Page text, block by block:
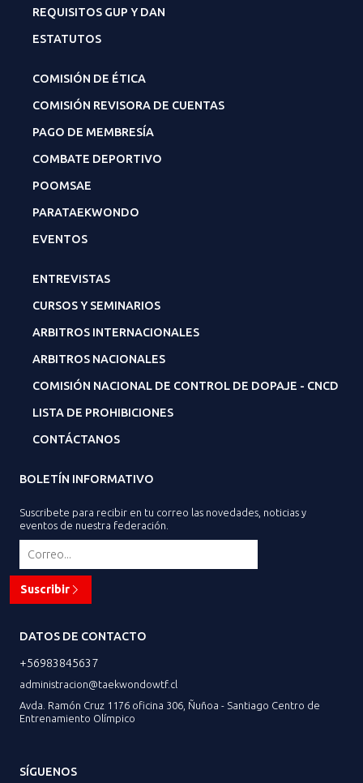
REQUISITOS GUP Y DAN
ESTATUTOS
COMISIÓN DE ÉTICA
COMISIÓN REVISORA DE CUENTAS
PAGO DE MEMBRESÍA
COMBATE DEPORTIVO
POOMSAE
PARATAEKWONDO
EVENTOS
ENTREVISTAS
CURSOS Y SEMINARIOS
ARBITROS INTERNACIONALES
ARBITROS NACIONALES
COMISIÓN NACIONAL DE CONTROL DE DOPAJE - CNCD
LISTA DE PROHIBICIONES
CONTÁCTANOS
BOLETÍN INFORMATIVO
Suscribete para recibir en tu correo las novedades, noticias y
eventos de nuestra federación.
Suscribir
DATOS DE CONTACTO
+56983845637
administracion@taekwondowtf.cl
Avda. Ramón Cruz 1176 oficina 306, Ñuñoa - Santiago Centro de
Entrenamiento Olímpico
SÍGUENOS